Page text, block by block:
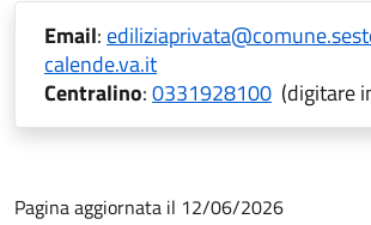
Email:
calende.va.it
Centralino:0331928100 (digitare
Pagina aggiornata il 12/06/2026